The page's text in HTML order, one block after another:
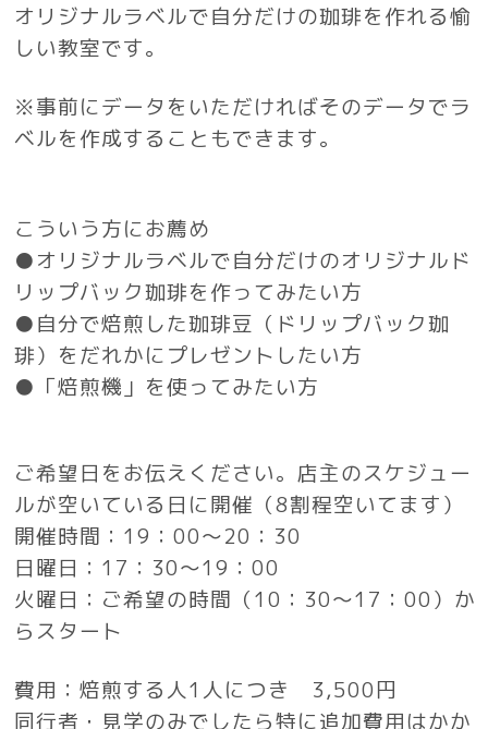
オリジナルラベルで自分だけの珈琲を作れる愉
しい教室です。
※事前にデータをいただければそのデータでラ
ベルを作成することもできます。
こういう方にお薦め
●オリジナルラベルで自分だけのオリジナルド
リップバック珈琲を作ってみたい方
●自分で焙煎した珈琲豆（ドリップバック珈
琲）をだれかにプレゼントしたい方
●「焙煎機」を使ってみたい方
ご希望日をお伝えください。店主のスケジュー
ルが空いている日に開催（8割程空いてます）
開催時間：19：00～20：30
日曜日：17：30～19：00
火曜日：ご希望の時間（10：30～17：00）か
らスタート
費用：焙煎する人1人につき 3,500円
同行者・見学のみでしたら特に追加費用はかか